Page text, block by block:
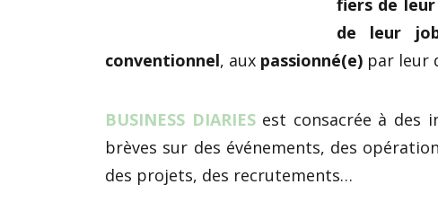
fiers de
de leur
conventionnel, aux passionné(e) par leur
BUSINESS DIARIESest consacrée à des
brèves sur des événements, des
des projets, des recrutements…